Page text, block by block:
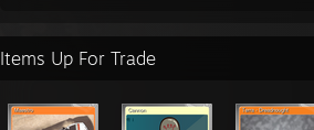
Items Up For Trade